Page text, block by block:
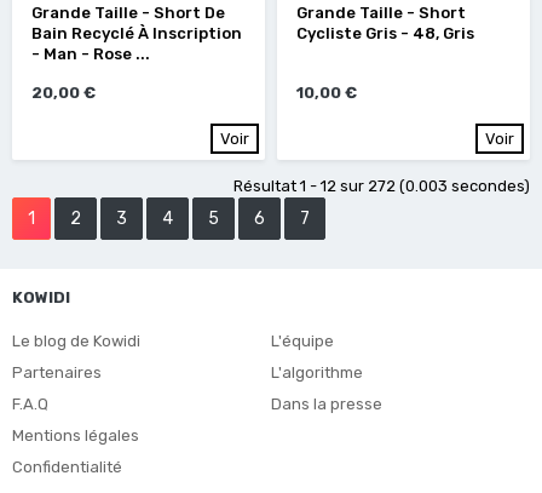
Grande Taille - Short De
Bain Recyclé À Inscription
- Man - Rose ...
20,00 €
Voir
Grande Taille - Short
Cycliste Gris - 48, Gris
10,00 €
Voir
Résultat 1 - 12 sur 272 (0.003 secondes)
1 2 3 4 5 6 7
KOWIDI
Le blog de Kowidi
Partenaires
F.A.Q
Mentions légales
Confidentialité
L'équipe
L'algorithme
Dans la presse